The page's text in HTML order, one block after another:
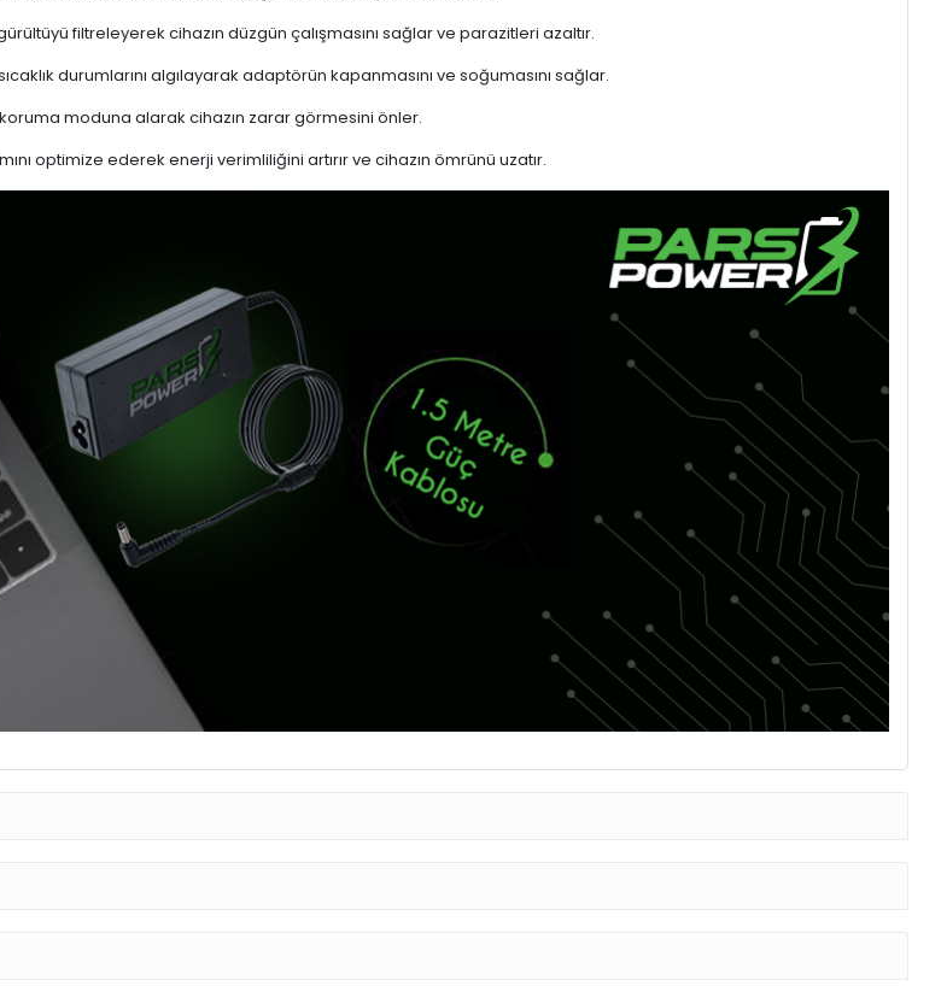
filtreleyerek cihazın düzgün çalışmasını sağlar ve parazitleri azaltır.
durumlarını algılayarak adaptörün kapanmasını ve soğumasını sağlar.
moduna alarak cihazın zarar görmesini önler.
optimize ederek enerji verimliliğini artırır ve cihazın ömrünü uzatır.